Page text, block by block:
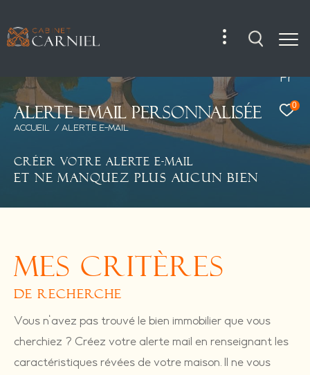
Fr
0
Alerte email personnalisée
ACCUEIL ALERTE E-MAIL
CRÉER VOTRE ALERTE E-MAIL
ET NE MANQUEZ PLUS AUCUN BIEN
MES CRITÈRES
DE RECHERCHE
Vous n'avez pas trouvé le bien immobilier que vous
cherchiez ? Créez votre alerte mail en renseignant les
caractéristiques révées de votre maison. Il ne vous